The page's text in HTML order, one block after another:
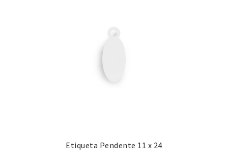
Etiqueta Pendente 11 x 24